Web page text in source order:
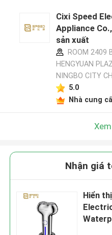
Cixi Speed
Appliance
sản xuất
ROOM 2409
HENGYUAN
NINGBO CITY
5.0
Nhà cung
Nhận giá
Hiển